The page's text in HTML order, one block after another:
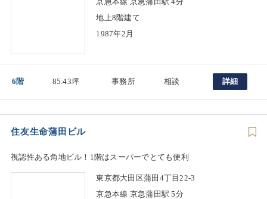
地上8階建て
1987年2月
6階 85.43坪 事務所 相談 詳細
住友生命蒲田ビル
視認性ある角地ビル！1階はスーパーでとても便利
東京都大田区蒲田4丁目22-3
京急本線 京急蒲田駅 5分